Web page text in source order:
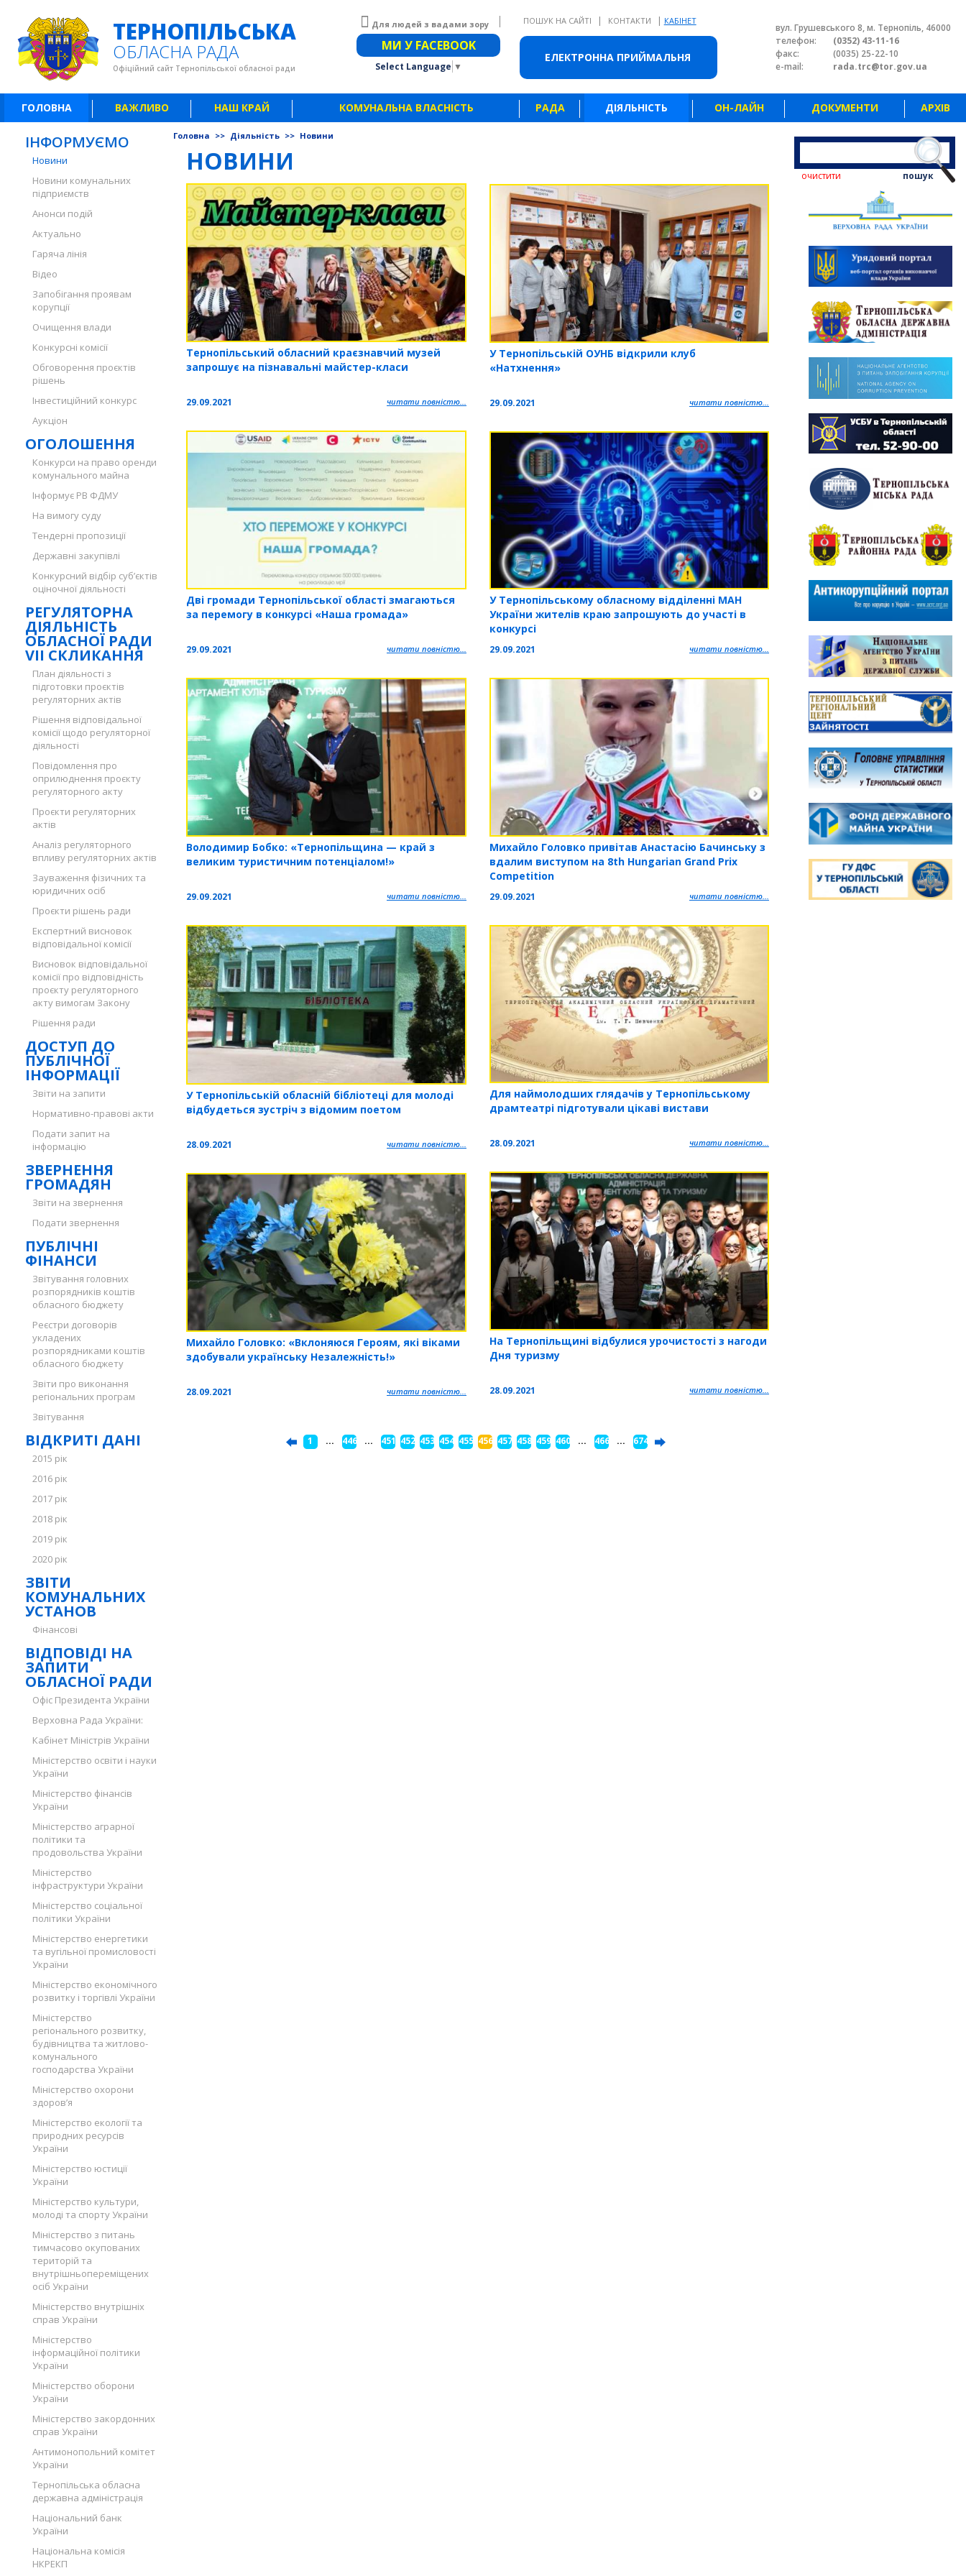
ЕЛЕКТРОННА ПРИЙМАЛЬНЯ
ТЕРНОПІЛЬСЬКА
ОБЛАСНА РАДА
Офіційний сайт Тернопільської обласної ради
Для людей з вадами зору Звичайна версія сайту
МИ У FACEBOOK
Select Language ▼
ПОШУК НА САЙТІ | КОНТАКТИ | КАБІНЕТ
вул. Грушевського 8, м. Тернопіль, 46000
телефон:
(0352) 43-11-16
факс:
(0035) 25-22-10
e-mail:
rada.trc@tor.gov.ua
ГОЛОВНА ВАЖЛИВО НАШ КРАЙ КОМУНАЛЬНА ВЛАСНІСТЬ РАДА ДІЯЛЬНІСТЬ ОН-ЛАЙН ДОКУМЕНТИ АРХІВ
ІНФОРМУЄМО
Новини
Новини комунальних
підприємств
Анонси подій
Актуально
Гаряча лінія
Відео
Запобігання проявам
корупції
Очищення влади
Конкурсні комісії
Обговорення проєктів
рішень
Інвестиційний конкурс
Аукціон
ОГОЛОШЕННЯ
Конкурси на право оренди
комунального майна
Інформує РВ ФДМУ
На вимогу суду
Тендерні пропозиції
Державні закупівлі
Конкурсний відбір суб’єктів
оціночної діяльності
РЕГУЛЯТОРНА
ДІЯЛЬНІСТЬ
ОБЛАСНОЇ РАДИ
VII СКЛИКАННЯ
План діяльності з
підготовки проєктів
регуляторних актів
Рішення відповідальної
комісії щодо регуляторної
діяльності
Повідомлення про
оприлюднення проєкту
регуляторного акту
Проєкти регуляторних
актів
Аналіз регуляторного
впливу регуляторних актів
Зауваження фізичних та
юридичних осіб
Проєкти рішень ради
Експертний висновок
відповідальної комісії
Висновок відповідальної
комісії про відповідність
проєкту регуляторного
акту вимогам Закону
Рішення ради
ДОСТУП ДО
ПУБЛІЧНОЇ
ІНФОРМАЦІЇ
Звіти на запити
Нормативно-правові акти
Подати запит на
інформацію
ЗВЕРНЕННЯ
ГРОМАДЯН
Звіти на звернення
Подати звернення
ПУБЛІЧНІ
ФІНАНСИ
Звітування головних
розпорядників коштів
обласного бюджету
Реєстри договорів
укладених
розпорядниками коштів
обласного бюджету
Звіти про виконання
регіональних програм
Звітування
ВІДКРИТІ ДАНІ
2015 рік
2016 рік
2017 рік
2018 рік
2019 рік
2020 рік
ЗВІТИ
КОМУНАЛЬНИХ
УСТАНОВ
Фінансові
ВІДПОВІДІ НА
ЗАПИТИ
ОБЛАСНОЇ РАДИ
Офіс Президента України
Верховна Рада України:
Кабінет Міністрів України
Міністерство освіти і науки
України
Міністерство фінансів
України
Міністерство аграрної
політики та
продовольства України
Міністерство
інфраструктури України
Міністерство соціальної
політики України
Міністерство енергетики
та вугільної промисловості
України
Міністерство економічного
розвитку і торгівлі України
Міністерство
регіонального розвитку,
будівництва та житлово-
комунального
господарства України
Міністерство охорони
здоров’я
Міністерство екології та
природних ресурсів
України
Міністерство юстиції
України
Міністерство культури,
молоді та спорту України
Міністерство з питань
тимчасово окупованих
територій та
внутрішньопереміщених
осіб України
Міністерство внутрішніх
справ України
Міністерство
інформаційної політики
України
Міністерство оборони
України
Міністерство закордонних
справ України
Антимонопольний комітет
України
Тернопільська обласна
державна адміністрація
Національний банк
України
Національна комісія
НКРЕКП
Головна >> Діяльність >> Новини
НОВИНИ
Тернопільський обласний краєзнавчий музей
запрошує на пізнавальні майстер-класи
29.09.2021 читати повністю...
Дві громади Тернопільської області змагаються
за перемогу в конкурсі «Наша громада»
29.09.2021 читати повністю...
Володимир Бобко: «Тернопільщина — край з
великим туристичним потенціалом!»
29.09.2021 читати повністю...
У Тернопільській обласній бібліотеці для молоді
відбудеться зустріч з відомим поетом
28.09.2021 читати повністю...
Михайло Головко: «Вклоняюся Героям, які віками
здобували українську Незалежність!»
28.09.2021 читати повністю...
У Тернопільській ОУНБ відкрили клуб
«Натхнення»
29.09.2021 читати повністю...
У Тернопільському обласному відділенні МАН
України жителів краю запрошують до участі в
конкурсі
29.09.2021 читати повністю...
Михайло Головко привітав Анастасію Бачинську з
вдалим виступом на 8th Hungarian Grand Prix
Competition
29.09.2021 читати повністю...
Для наймолодших глядачів у Тернопільському
драмтеатрі підготували цікаві вистави
28.09.2021 читати повністю...
На Тернопільщині відбулися урочистості з нагоди
Дня туризму
28.09.2021 читати повністю...
1 ... 446 ... 451 452 453 454 455 456 457 458 459 460 ... 466 ... 674
пошук
очистити